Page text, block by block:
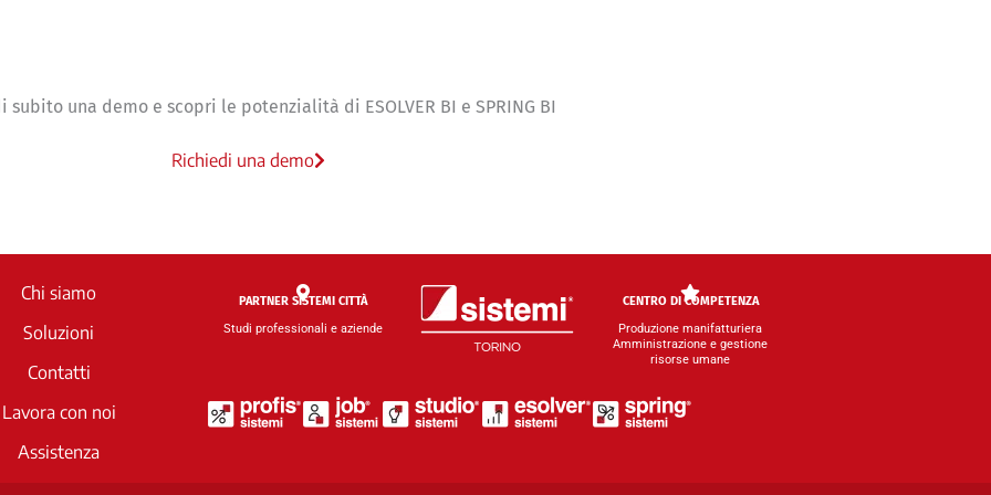
subito una demo e scopri le potenzialità di ESOLVER BI e SPRING BI
Richiedi una demo
Chi siamo
Soluzioni
Contatti
Lavora con noi
Assistenza
PARTNER SISTEMI CITTÀ
Studi professionali e aziende
CENTRO DI COMPETENZA
Produzione manifatturiera
Amministrazione e gestione
risorse umane